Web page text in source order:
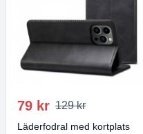
79 kr 129 kr
Läderfodral med kortplats